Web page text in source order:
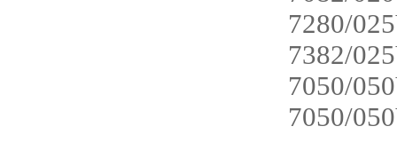
7280/
7382/
7050/
7050/